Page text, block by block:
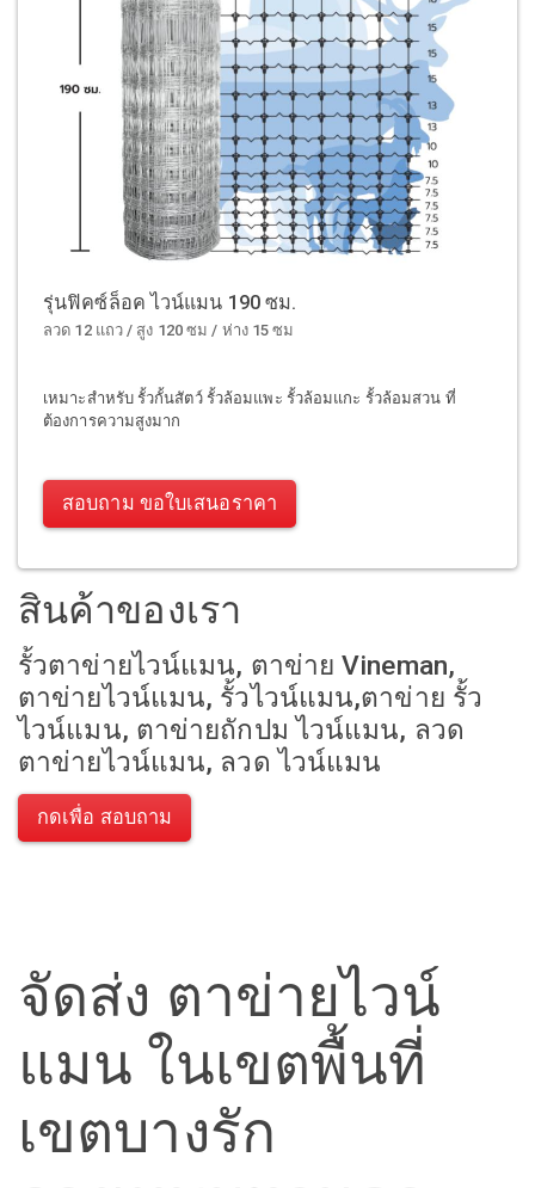
รุ่นฟิคซ์ล็อค ไวน์แมน 190 ซม.
ลวด 12 แถว / สูง 120 ซม / ห่าง 15 ซม
เหมาะสำหรับ รั้วกั้นสัตว์ รั้วล้อมแพะ รั้วล้อมแกะ รั้วล้อมสวน ที่
ต้องการความสูงมาก
สอบถาม ขอใบเสนอราคา
สินค้าของเรา
รั้วตาข่ายไวน์แมน, ตาข่าย Vineman,
ตาข่ายไวน์แมน, รั้วไวน์แมน,ตาข่าย รั้ว
ไวน์แมน, ตาข่ายถักปม ไวน์แมน, ลวด
ตาข่ายไวน์แมน, ลวด ไวน์แมน
กดเพื่อ สอบถาม
จัดส่ง ตาข่ายไวน์
แมน ในเขตพื้นที่
เขตบางรัก